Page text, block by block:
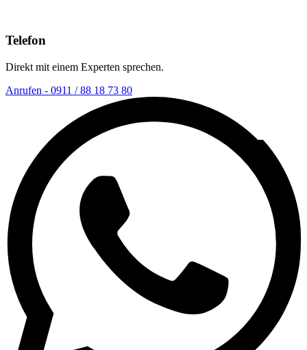
Telefon
Direkt mit einem Experten sprechen.
Anrufen - 0911 / 88 18 73 80